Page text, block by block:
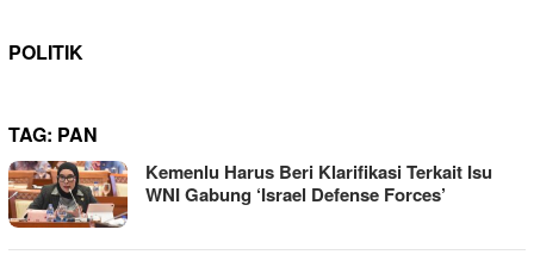
POLITIK
TAG: PAN
Kemenlu Harus Beri Klarifikasi Terkait Isu
WNI Gabung ‘Israel Defense Forces’